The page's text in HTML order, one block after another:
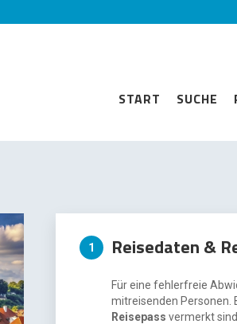
START SUCHE
1 Reisedaten &
Für eine fehlerfreie
mitreisenden Personen.
Reisepass vermerkt sind.